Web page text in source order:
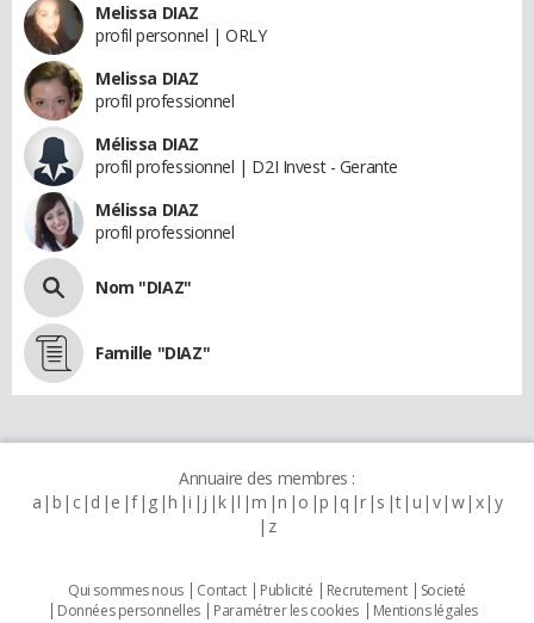
Melissa DIAZ
profil personnel | ORLY
Melissa DIAZ
profil professionnel
Mélissa DIAZ
profil professionnel | D2I Invest - Gerante
Mélissa DIAZ
profil professionnel
Nom "DIAZ"
Famille "DIAZ"
Annuaire des membres :
a b c d e f g h i j k l m n o p q r s t u v w x y
z
Qui sommes nous Contact Publicité Recrutement
Societé
Données personnelles
Paramétrer les cookies
Mentions légales